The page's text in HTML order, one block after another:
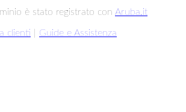
è stato registrato con Aruba.it
clienti Guide e Assistenza